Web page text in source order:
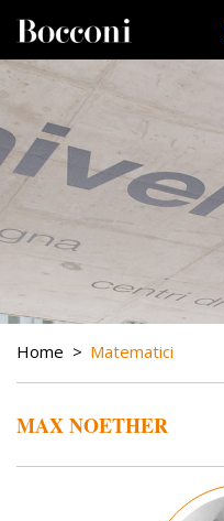
DESK NAVIGATION
BREADCRUMB
Home Matematici
MAX NOETHER